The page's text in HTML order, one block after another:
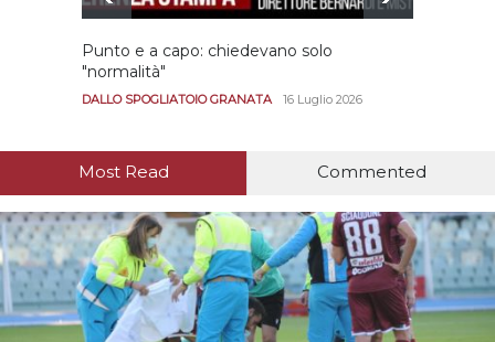
Punto e a capo: chiedevano solo
"normalità"
DALLO SPOGLIATOIO GRANATA 16 Luglio 2026
Most Read Commented